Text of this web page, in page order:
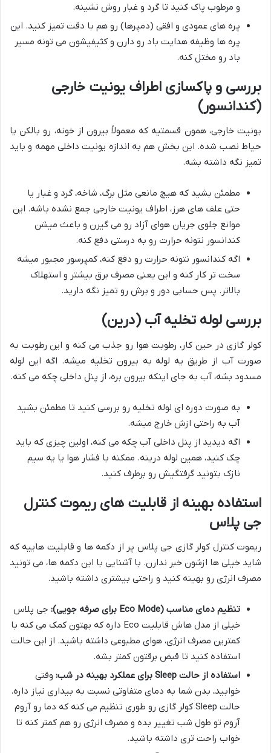
و مرطوب پاک کنید تا گرد و غبار روش نشینه.
پره های عمودی و افقی (دمپرها) رو هم با دقت تمیز کنید. این
پره ها وظیفه هدایت باد رو دارن و کثیفیشون می تونه مسیر
باد رو مختل کنه.
بررسی و پاکسازی اطراف یونیت خارجی
(کندانسور)
یونیت خارجی، همون قسمتیه که معمولاً بیرون از خونه، رو بالکن یا
حیاط نصب شده. این بخش هم به اندازه یونیت داخلی مهمه و باید
تمیز نگه داشته بشه.
مطمئن بشید که هیچ مانعی مثل برگ، شاخه، گرد و غبار یا
حتی علف های هرز، اطراف یونیت خارجی جمع نشده باشه. این
موانع جلوی جریان هوای آزاد رو می گیرن و باعث میشن
کندانسور نتونه حرارت رو به درستی دفع کنه.
اگه کندانسور نتونه حرارت رو دفع کنه، کمپرسور مجبور میشه
سخت تر کار کنه و این یعنی مصرف برق بیشتر و استهلاک
بالاتر. پس حسابی دور و برش رو تمیز نگه دارید.
بررسی لوله تخلیه آب (درین)
کولر گازی در حین کار، رطوبت هوا رو جذب می کنه و این رطوبت به
صورت آب از طریق یه لوله به بیرون تخلیه میشه. اگه این لوله
مسدود بشه، آب به جای اینکه بیرون بره، از پنل داخلی چکه می کنه.
به صورت دوره ای لوله تخلیه رو بررسی کنید تا مطمئن بشید
آب به راحتی ازش خارج میشه.
اگه دیدید از پنل داخلی آب چکه می کنه، اولین چیزی که باید
چک کنید، همین لوله درینه. ممکنه با فشار هوا یا یه سیم
نازک بتونید گرفتگیش رو برطرف کنید.
استفاده بهینه از قابلیت های ریموت کنترل
جی پلاس
ریموت کنترل کولر گازی جی پلاس پر از دکمه ها و قابلیت هاییه که
شاید خیلی ها ازشون خبر ندارن. با آشنایی با این دکمه ها، می تونید
مصرف انرژی رو بهینه کنید و راحتی بیشتری داشته باشید.
تنظیم دمای مناسب (Eco Mode برای صرفه جویی):
جی پلاس
خیلی از مدل هاش قابلیت Eco داره که بهتون کمک می کنه با
کمترین مصرف انرژی، هوای مطبوعی داشته باشید. از این حالت
استفاده کنید تا قبض برقتون کمتر بشه.
استفاده از حالت Sleep برای عملکرد بهینه در شب:
وقتی
خوابید، بدن شما به دمای متفاوتی نسبت به بیداری نیاز داره.
حالت Sleep کولر گازی رو طوری تنظیم می کنه که دما رو آروم
آروم تو طول شب تغییر بده و مصرف انرژی رو هم کمتر کنه تا
خواب راحت تری داشته باشید.